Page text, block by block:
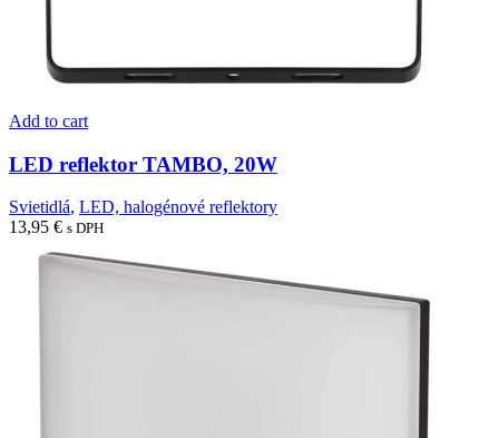
Add to cart
LED reflektor TAMBO, 20W
Svietidlá, LED, halogénové reflektory
13,95 € s DPH